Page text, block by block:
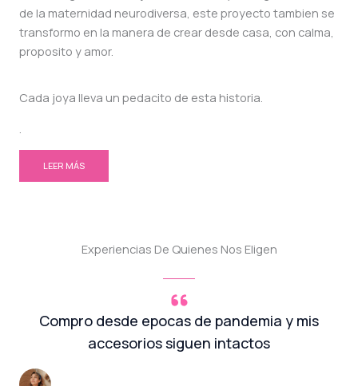
de la maternidad neurodiversa, este proyecto tambien se
transformo en la manera de crear desde casa, con calma,
proposito y amor.
Cada joya lleva un pedacito de esta historia.
.
LEER MÁS
Experiencias De Quienes Nos Eligen
Compro desde epocas de pandemia y mis
accesorios siguen intactos